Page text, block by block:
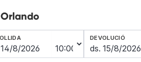
DEVOLUCIÓ